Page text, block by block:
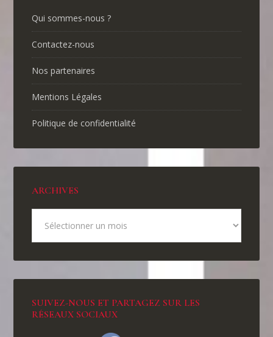
Qui sommes-nous ?
Contactez-nous
Nos partenaires
Mentions Légales
Politique de confidentialité
ARCHIVES
SUIVEZ-NOUS ET PARTAGEZ SUR LES
RÉSEAUX SOCIAUX